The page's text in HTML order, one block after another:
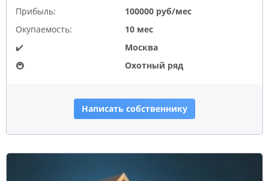
Прибыль:
100000 руб/мес
Окупаемость:
10 мес
✔️
Москва
🚇
Охотный ряд
Написать собственнику